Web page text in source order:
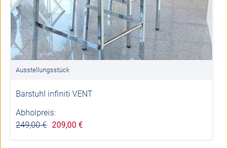
Ausstellungsstück
Barstuhl infiniti VENT
Abholpreis:
249,00 € 209,00 €